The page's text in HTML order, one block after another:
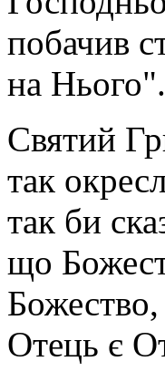
побачив
на Нього".
Святий
так
так би
що
Отець є